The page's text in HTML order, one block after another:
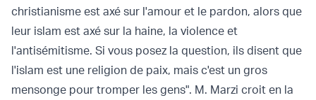
christianisme est axé sur l'amour et le pardon, alors que
leur islam est axé sur la haine, la violence et
l'antisémitisme. Si vous posez la question, ils disent que
l'islam est une religion de paix, mais c'est un gros
mensonge pour tromper les gens". M. Marzi croit en la